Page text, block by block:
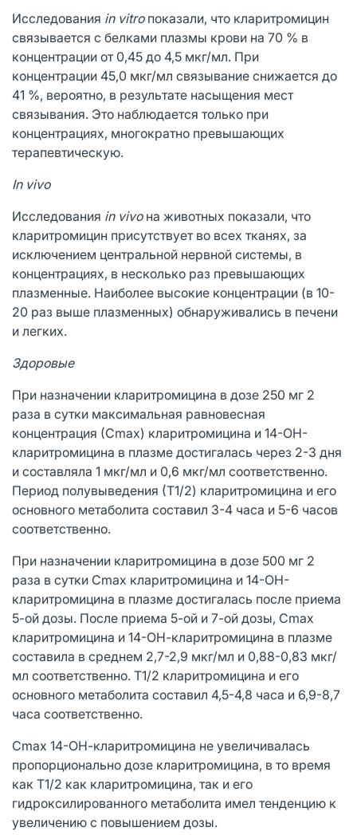
Исследования in vitro показали, что кларитромицин
связывается с белками плазмы крови на 70 % в
концентрации от 0,45 до 4,5 мкг/мл. При
концентрации 45,0 мкг/мл связывание снижается до
41 %, вероятно, в результате насыщения мест
связывания. Это наблюдается только при
концентрациях, многократно превышающих
терапевтическую.
In vivo
Исследования in vivo на животных показали, что
кларитромицин присутствует во всех тканях, за
исключением центральной нервной системы, в
концентрациях, в несколько раз превышающих
плазменные. Наиболее высокие концентрации (в 10-
20 раз выше плазменных) обнаруживались в печени
и легких.
Здоровые
При назначении кларитромицина в дозе 250 мг 2
раза в сутки максимальная равновесная
концентрация (Сmах) кларитромицина и 14-ОН-
кларитромицина в плазме достигалась через 2-3 дня
и составляла 1 мкг/мл и 0,6 мкг/мл соответственно.
Период полувыведения (Т1/2) кларитромицина и его
основного метаболита составил 3-4 часа и 5-6 часов
соответственно.
При назначении кларитромицина в дозе 500 мг 2
раза в сутки Сmах кларитромицина и 14-ОН-
кларитромицина в плазме достигалась после приема
5-ой дозы. После приема 5-ой и 7-ой дозы, Сmах
кларитромицина и 14-ОН-кларитромицина в плазме
составила в среднем 2,7-2,9 мкг/мл и 0,88-0,83 мкг/
мл соответственно. Т1/2 кларитромицина и его
основного метаболита составил 4,5-4,8 часа и 6,9-8,7
часа соответственно.
Сmах 14-ОН-кларитромицина не увеличивалась
пропорционально дозе кларитромицина, в то время
как Т1/2 как кларитромицина, так и его
гидроксилированного метаболита имел тенденцию к
увеличению с повышением дозы.